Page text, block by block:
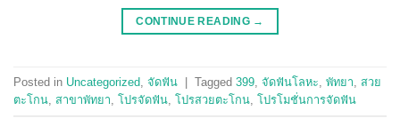
CONTINUE READING →
Posted in Uncategorized จัดฟัน Tagged 399 จัดฟันโลหะ พัทยา สวย
ตะโกน สาขาพัทยา โปรจัดฟัน โปรสวยตะโกน โปรโมชั่นการจัดฟัน